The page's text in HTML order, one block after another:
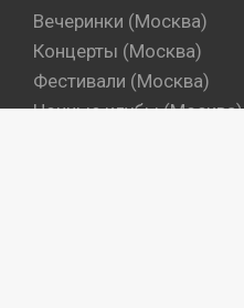
Вечеринки (Москва)
Концерты (Москва)
Фестивали (Москва)
Ночные клубы (Москва)